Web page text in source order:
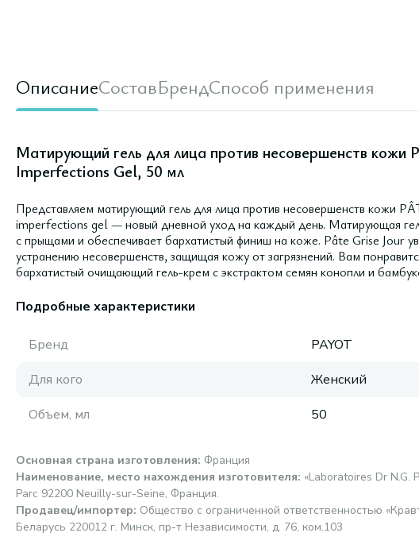
ОписаниеСоставБрендСпособ применения
Матирующий гель для лица против несовершенств
Imperfections Gel, 50 мл
Представляем матирующий гель для лица против несовершенств кожи
imperfections gel — новый дневной уход на каждый день. Матирующая
с прыщами и обеспечивает бархатистый финиш на коже. Pâte Grise Jour
устранению несовершенств, защищая кожу от загрязнений. Вам
бархатистый очищающий гель-крем с экстрактом семян конопли и
Подробные характеристики
Бренд
PAYOT
Для кого
Женский
Объем, мл
50
Основная страна изготовления: Франция
Наименование, место нахождения изготовителя: «Laboratoires Dr N.G.
Parc 92200 Neuilly-sur-Seine, Франция.
Продавец/импортер: Общество с ограниченной ответственностью
Беларусь 220012 г. Минск, пр-т Независимости, д. 76, ком.103